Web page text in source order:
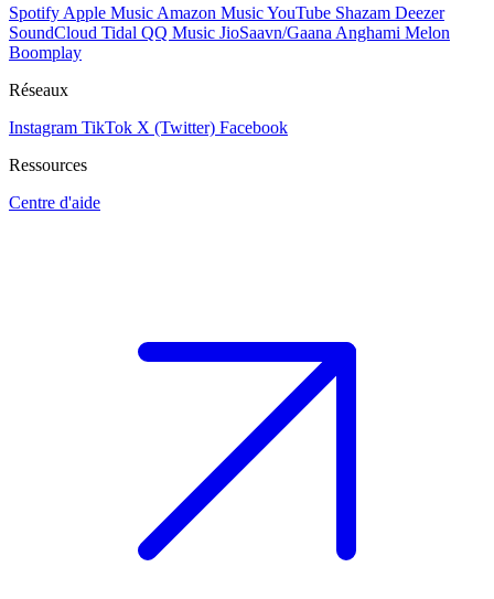
Spotify Apple Music Amazon MusicYouTube Shazam Deezer
SoundCloud Tidal QQ Music JioSaavn/Gaana Anghami Melon
Boomplay
Réseaux
Instagram TikTok X (Twitter) Facebook
Ressources
Centre d'aide